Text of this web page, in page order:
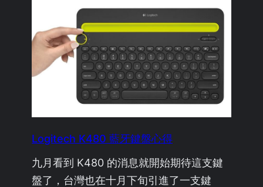
Logitech K480 藍牙鍵盤心得
九月看到 K480 的消息就開始期待這支鍵
盤了，台灣也在十月下旬引進了一支鍵